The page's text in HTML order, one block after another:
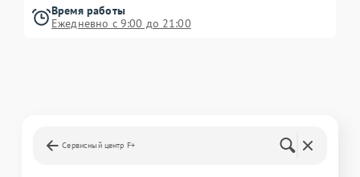
Время работы
Ежедневно с 9:00 до 21:00
Сервисный центр F+